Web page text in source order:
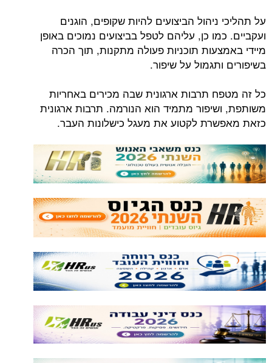
על תהליכי ניהול הביצועים להיות שקופים, הוגנים
ועקביים. כמו כן, עליהם לטפל בביצועים נמוכים באופן
מיידי באמצעות תוכניות פעולה מתקנות, תוך הכרה
בשיפורים ותגמול על שיפור.
כל זה מטפח תרבות ארגונית שבה מכירים באחריות
משותפת, ושיפור מתמיד הוא הנורמה. תרבות ארגונית
כזאת מאפשרת לקטוע את מעגל כישלונות העבר.